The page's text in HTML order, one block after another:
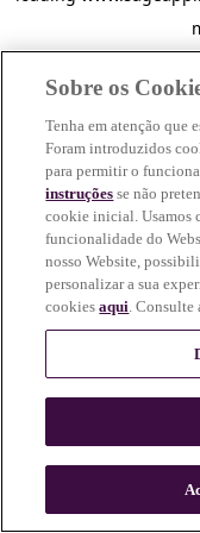
n
Sobre os
Tenha em atenção que
Foram introduzidos
para permitir o
instruções se não
cookie inicial. Usamos
funcionalidade do
nosso Website,
personalizar a sua
cookiesaqui. Consulte